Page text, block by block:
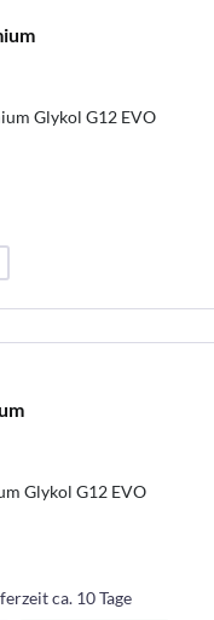
Glykol G12 EVO
Glykol G12 EVO
ca. 10 Tage